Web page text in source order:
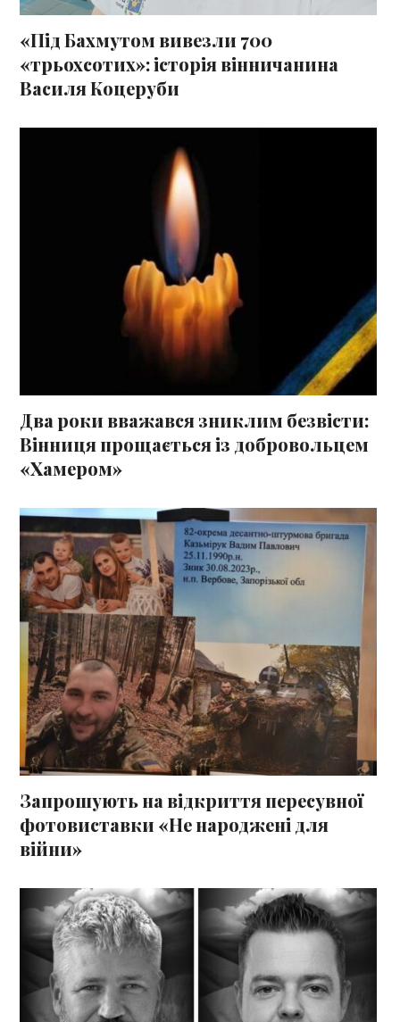
«Під Бахмутом вивезли 700
«трьохсотих»: історія вінничанина
Василя Коцеруби
Два роки вважався зниклим безвісти:
Вінниця прощається із добровольцем
«Хамером»
Запрошують на відкриття пересувної
фотовиставки «Не народжені для
війни»